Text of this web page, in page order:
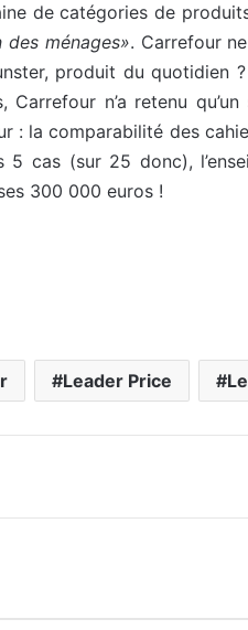
de catégories de
ménages». Carrefour
produit du quotidien
n’a retenu
: la comparabilité des
cas (sur 25 donc),
300 000 euros !
Leader Price